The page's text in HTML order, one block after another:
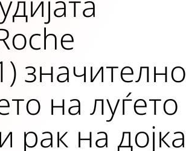
значително
на луѓето
рак на дојка